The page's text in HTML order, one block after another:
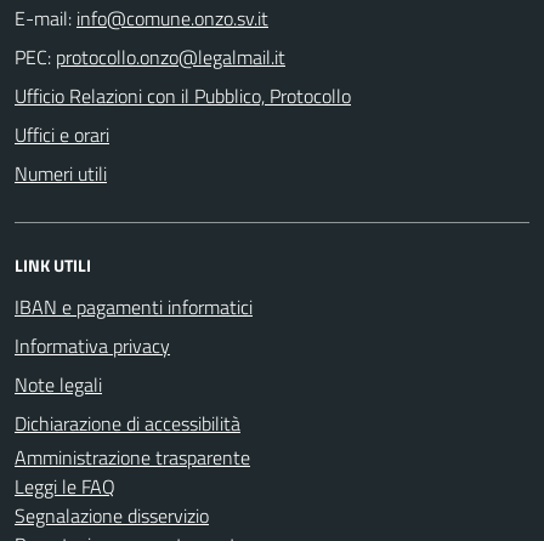
E-mail:
PEC:
Ufficio Relazioni con il Pubblico, Protocollo
Uffici e orari
Numeri utili
LINK UTILI
IBAN e pagamenti informatici
Informativa privacy
Note legali
Dichiarazione di accessibilità
Amministrazione trasparente
Leggi le FAQ
Segnalazione disservizio